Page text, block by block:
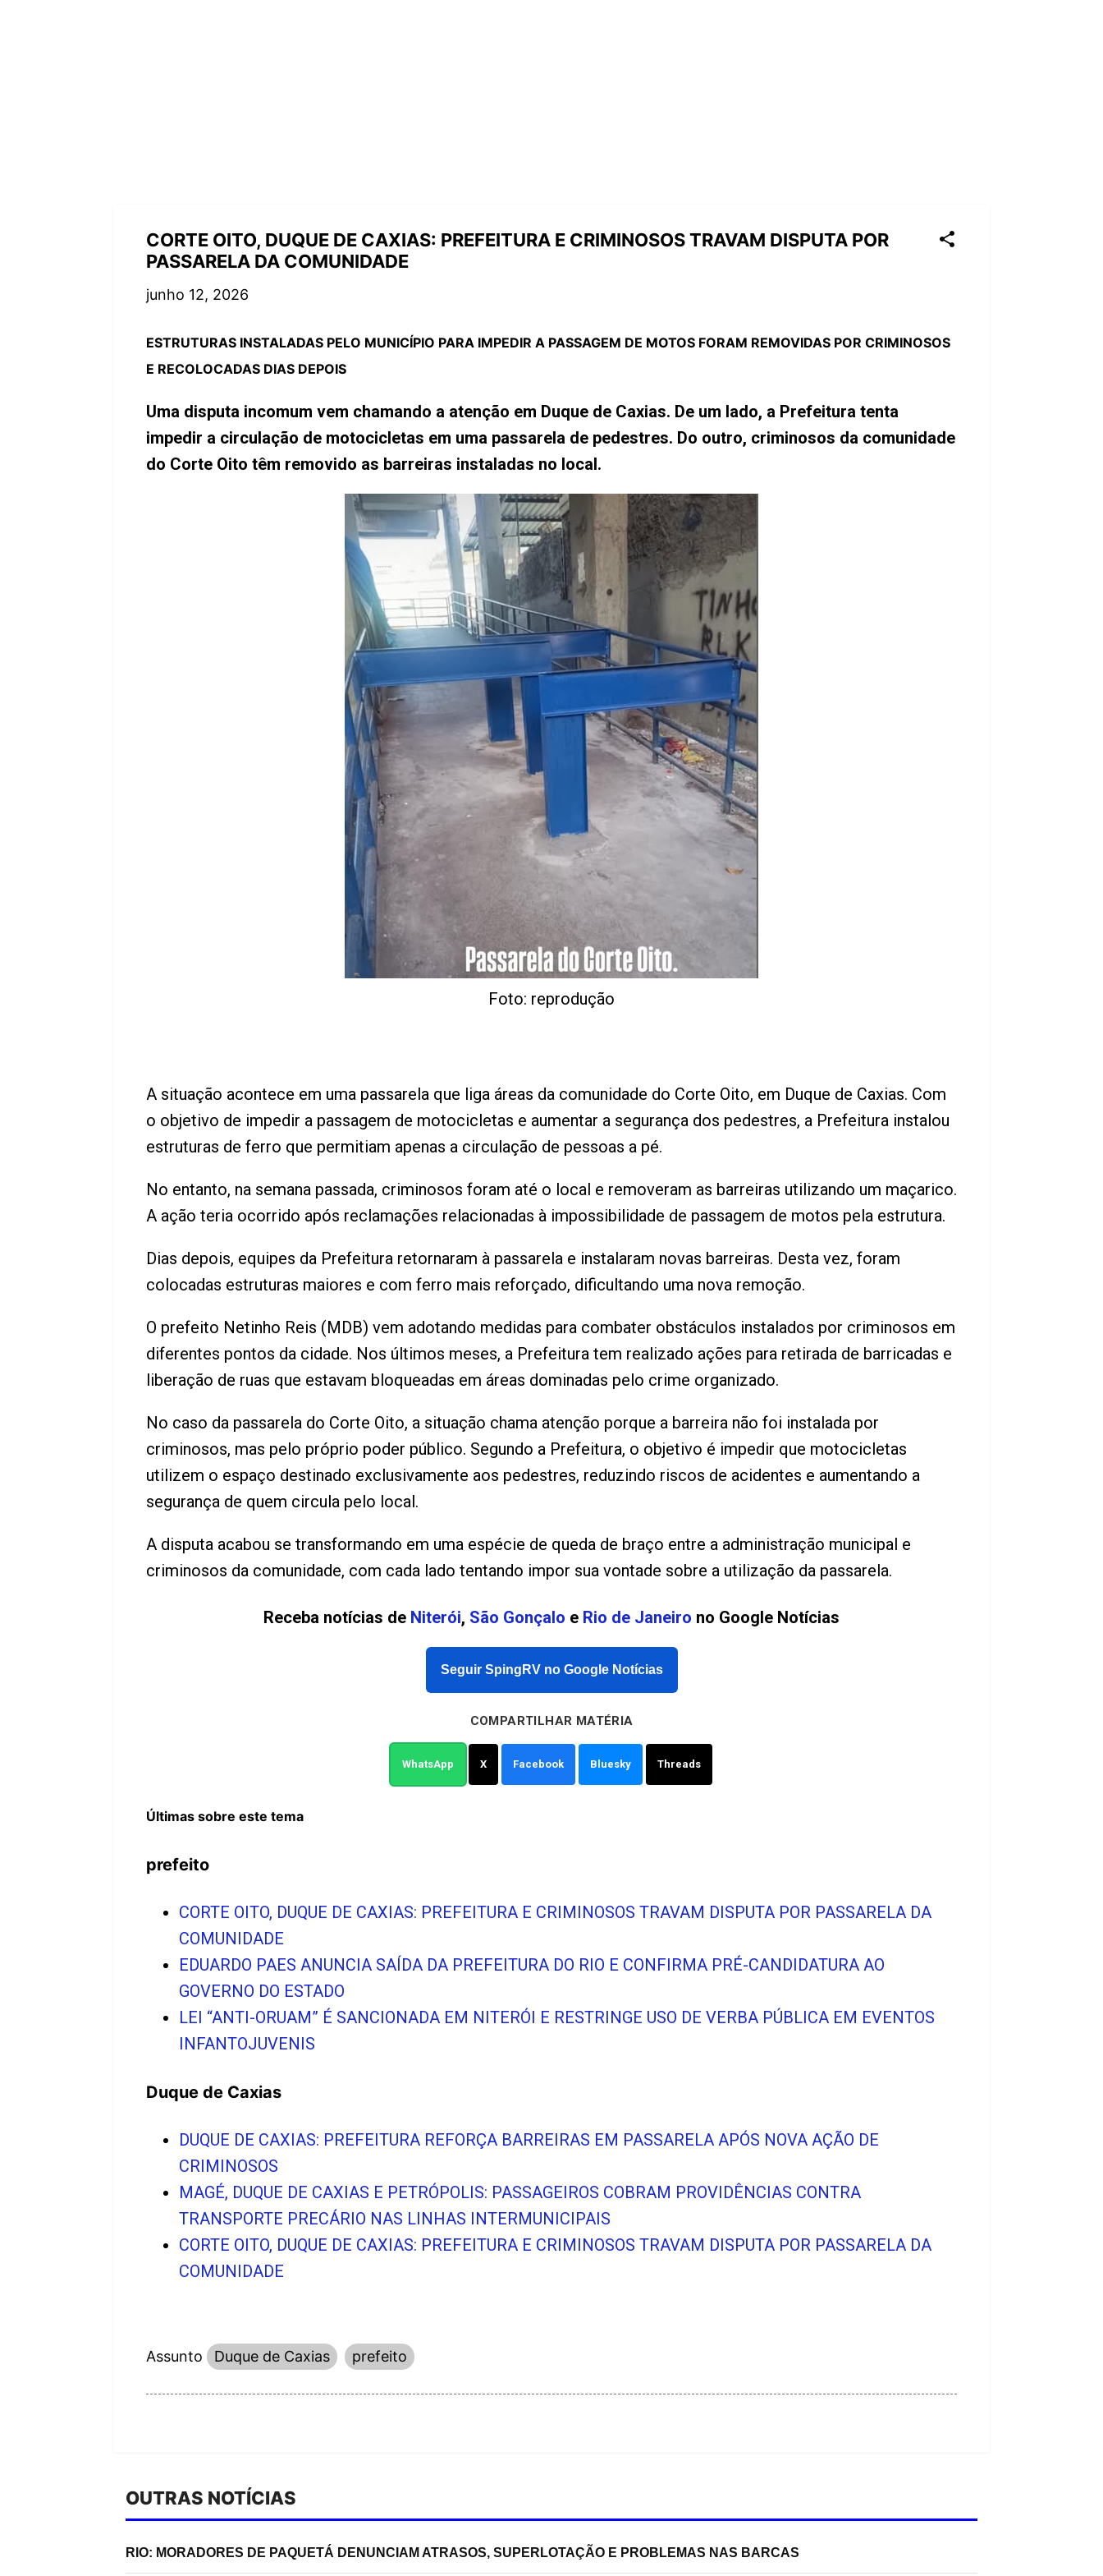
CORTE OITO, DUQUE DE CAXIAS: PREFEITURA E CRIMINOSOS TRAVAM DISPUTA POR
PASSARELA DA COMUNIDADE
junho 12, 2026
ESTRUTURAS INSTALADAS PELO MUNICÍPIO PARA IMPEDIR A PASSAGEM DE MOTOS FORAM REMOVIDAS POR CRIMINOSOS
E RECOLOCADAS DIAS DEPOIS
Uma disputa incomum vem chamando a atenção em Duque de Caxias. De um lado, a Prefeitura tenta
impedir a circulação de motocicletas em uma passarela de pedestres. Do outro, criminosos da comunidade
do Corte Oito têm removido as barreiras instaladas no local.
Foto: reprodução
A situação acontece em uma passarela que liga áreas da comunidade do Corte Oito, em Duque de Caxias. Com
o objetivo de impedir a passagem de motocicletas e aumentar a segurança dos pedestres, a Prefeitura instalou
estruturas de ferro que permitiam apenas a circulação de pessoas a pé.
No entanto, na semana passada, criminosos foram até o local e removeram as barreiras utilizando um maçarico.
A ação teria ocorrido após reclamações relacionadas à impossibilidade de passagem de motos pela estrutura.
Dias depois, equipes da Prefeitura retornaram à passarela e instalaram novas barreiras. Desta vez, foram
colocadas estruturas maiores e com ferro mais reforçado, dificultando uma nova remoção.
O prefeito Netinho Reis (MDB) vem adotando medidas para combater obstáculos instalados por criminosos em
diferentes pontos da cidade. Nos últimos meses, a Prefeitura tem realizado ações para retirada de barricadas e
liberação de ruas que estavam bloqueadas em áreas dominadas pelo crime organizado.
No caso da passarela do Corte Oito, a situação chama atenção porque a barreira não foi instalada por
criminosos, mas pelo próprio poder público. Segundo a Prefeitura, o objetivo é impedir que motocicletas
utilizem o espaço destinado exclusivamente aos pedestres, reduzindo riscos de acidentes e aumentando a
segurança de quem circula pelo local.
A disputa acabou se transformando em uma espécie de queda de braço entre a administração municipal e
criminosos da comunidade, com cada lado tentando impor sua vontade sobre a utilização da passarela.
Receba notícias de Niterói, São Gonçalo e Rio de Janeiro no Google Notícias
Seguir SpingRV no Google Notícias
COMPARTILHAR MATÉRIA
WhatsApp X Facebook Bluesky Threads
Últimas sobre este tema
prefeito
CORTE OITO, DUQUE DE CAXIAS: PREFEITURA E CRIMINOSOS TRAVAM DISPUTA POR PASSARELA DA
COMUNIDADE
EDUARDO PAES ANUNCIA SAÍDA DA PREFEITURA DO RIO E CONFIRMA PRÉ-CANDIDATURA AO
GOVERNO DO ESTADO
LEI “ANTI-ORUAM” É SANCIONADA EM NITERÓI E RESTRINGE USO DE VERBA PÚBLICA EM EVENTOS
INFANTOJUVENIS
Duque de Caxias
DUQUE DE CAXIAS: PREFEITURA REFORÇA BARREIRAS EM PASSARELA APÓS NOVA AÇÃO DE
CRIMINOSOS
MAGÉ, DUQUE DE CAXIAS E PETRÓPOLIS: PASSAGEIROS COBRAM PROVIDÊNCIAS CONTRA
TRANSPORTE PRECÁRIO NAS LINHAS INTERMUNICIPAIS
CORTE OITO, DUQUE DE CAXIAS: PREFEITURA E CRIMINOSOS TRAVAM DISPUTA POR PASSARELA DA
COMUNIDADE
Assunto Duque de Caxias prefeito
OUTRAS NOTÍCIAS
RIO: MORADORES DE PAQUETÁ DENUNCIAM ATRASOS, SUPERLOTAÇÃO E PROBLEMAS NAS BARCAS